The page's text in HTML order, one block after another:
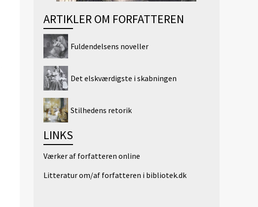
ARTIKLER OM FORFATTEREN
Fuldendelsens noveller
Det elskværdigste i skabningen
Stilhedens retorik
LINKS
Værker af forfatteren online
Litteratur om/af forfatteren i bibliotek.dk